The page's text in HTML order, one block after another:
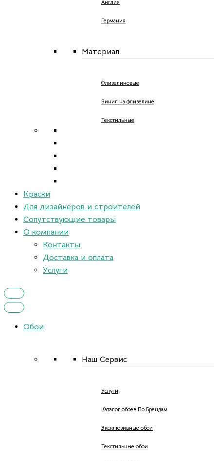
Англия
Германия
Материал
Флизелиновые
Винил на флизелине
Текстильные
Краски
Для дизайнеров и строителей
Сопутствующие товары
О компании
Контакты
Доставка и оплата
Услуги
Обои
Наш Сервис
Услуги
Каталог обоев По Брендам
Эксклюзивные обои
Текстильные обои